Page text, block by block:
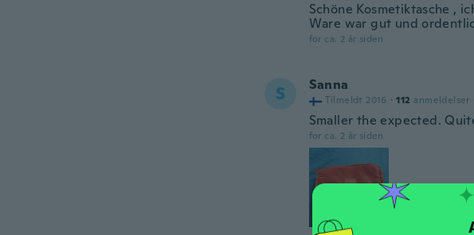
Schöne Kosmetiktasche ,
Ware war gut und
for ca. 2 år siden
S Sanna
Tilmeldt 2016 · 112 anmeldelser
Smaller the expected.
for ca. 2 år siden